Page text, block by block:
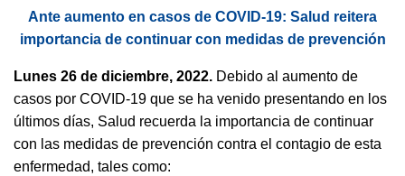
Ante aumento en casos de COVID-19: Salud reitera
importancia de continuar con medidas de prevención
Lunes 26 de diciembre, 2022. Debido al aumento de
casos por COVID-19 que se ha venido presentando en los
últimos días, Salud recuerda la importancia de continuar
con las medidas de prevención contra el contagio de esta
enfermedad, tales como: